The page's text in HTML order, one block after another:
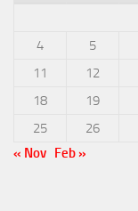
4
5
11
12
18
19
25
26
« Nov
Feb »